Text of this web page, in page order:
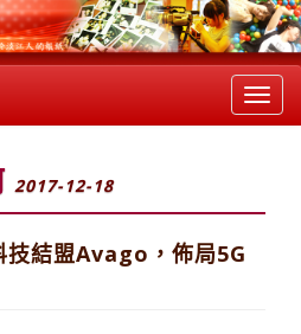
2017-12-18
技結盟Avago，佈局5G